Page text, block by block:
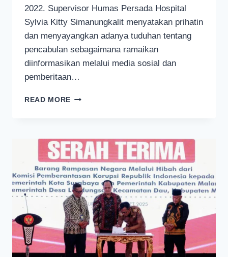
2022. Supervisor Humas Persada Hospital
Sylvia Kitty Simanungkalit menyatakan prihatin
dan menyayangkan adanya tuduhan tentang
pencabulan sebagaimana ramaikan
diinformasikan melalui media sosial dan
pemberitaan…
READ MORE DOKTER
SEMENTARA
OLEH
PERSADA
HOSPITAL